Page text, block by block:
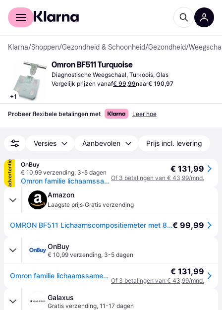
Voor shoppers
Klarna/Shoppen/Gezondheid & Schoonheid/Gezondheid/
+1
Omron BF511 Turquoise
Diagnostische Weegschaal, Turkoois, Glas
Vergelijk prijzen vanaf€ 99,99naar€ 190,97
Probeer flexibele betalingen met Leer hoe
Versies Aanbevolen Prijs incl. levering
advertentie
OnBuy
€ 10,99 verzending, 3-5 dagen
Omron familie lichaamssamenstelling digitale BMI spier badkamer weegschaal BF511
€ 131,99
Of 3 betalingen van € 43,99/mnd.
Amazon
Laagste prijs·Gratis verzending
OMRON BF511 Lichaamscompositiemeter met 8-sensor-lichaamsmeting€ 99,99
OnBuy
€ 10,99 verzending, 3-5 dagen
Omron familie lichaamssamenstelling digitale BMI spier badkamer weegschaal BF511 € 131,99
Of 3 betalingen van € 43,99/mnd.
Galaxus
Gratis verzending, 11-17 dagen